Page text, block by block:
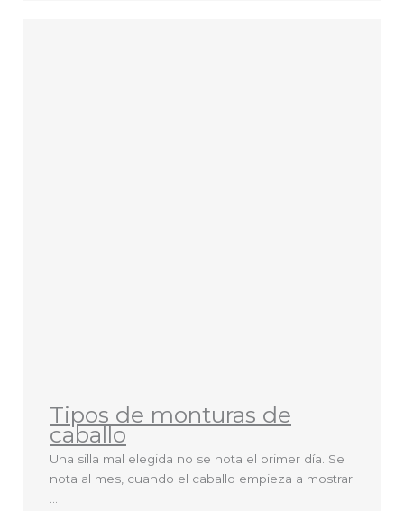
Tipos de monturas de
caballo
Una silla mal elegida no se nota el primer día. Se
nota al mes, cuando el caballo empieza a mostrar